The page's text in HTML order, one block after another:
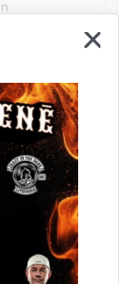
to, kā
lai